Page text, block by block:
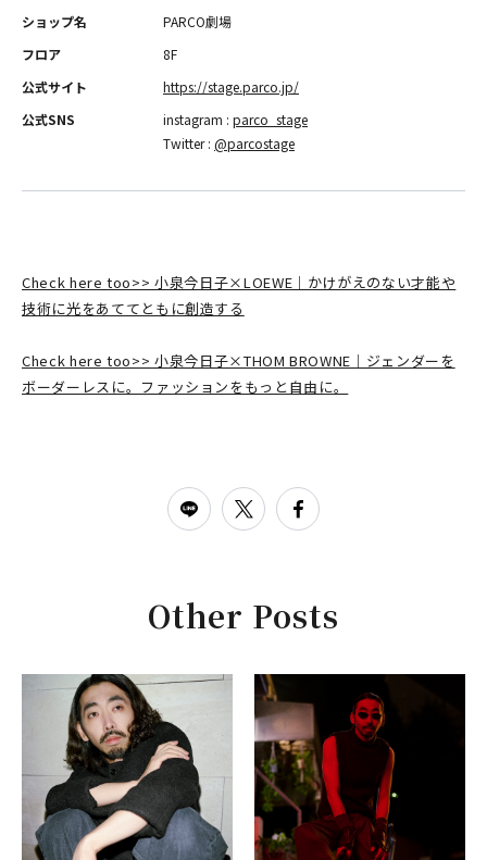
ショップ名
PARCO劇場
フロア
8F
公式サイト
https://stage.parco.jp/
公式SNS
instagram : parco_stage
Twitter : @parcostage
Check here too>> 小泉今日子×LOEWE｜かけがえのない才能や
技術に光をあててともに創造する
Check here too>> 小泉今日子×THOM BROWNE｜ジェンダーを
ボーダーレスに。ファッションをもっと自由に。
Other Posts